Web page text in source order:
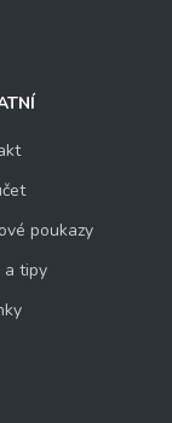
poukazy
a tipy